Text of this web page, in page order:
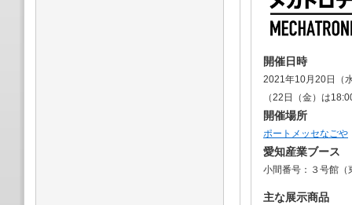
開催日時
2021年10月20日（
（22日（金）は
開催場所
ポートメッセなごや
愛知産業ブース
小間番号：３号館（
主な展示商品